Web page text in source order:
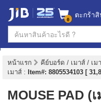
0 ตะกร้า
หน้าแรก คีย์บอร์ด / เมาส์ / เม
เมาส์ : Item#: 8805534103 [
MOUSE PAD (